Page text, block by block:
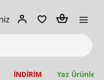
Giriş
Adet
İNDİRİM Yaz Ürünleri